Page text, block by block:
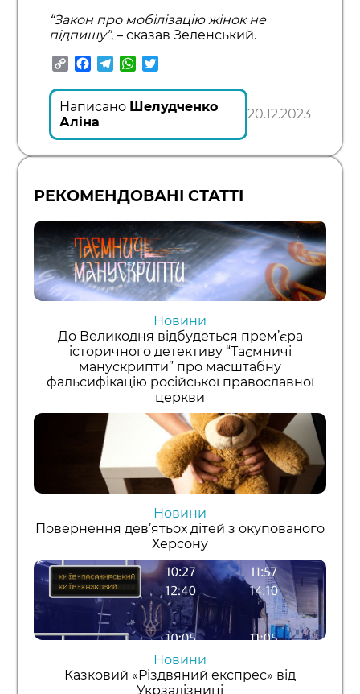
“Закон про мобілізацію жінок не
підпишу”, – сказав Зеленський.
CopyFacebook
TelegramWhatsApp
Написано Шелудченко
Аліна
20.12.2023
РЕКОМЕНДОВАНІ СТАТТІ
Новини
До Великодня відбудеться прем’єра
історичного детективу “Таємничі
манускрипти” про масштабну
фальсифікацію російської православної
церкви
Новини
Повернення дев’ятьох дітей з окупованого
Херсону
Новини
Казковий «Різдвяний експрес» від
Укрзалізниці